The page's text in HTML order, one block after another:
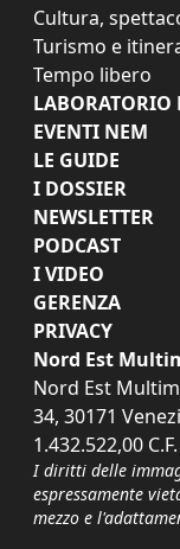
Cultura,
Turismo e
Tempo libero
LABORATORIO
EVENTI NEM
LE GUIDE
I DOSSIER
NEWSLETTER
PODCAST
I VIDEO
GERENZA
PRIVACY
Nord Est
Nord Est
34, 30171
1.432.522,00
I diritti delle
espressamente
mezzo e